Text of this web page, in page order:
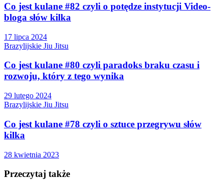
Co jest kulane #82 czyli o potędze instytucji Video-
bloga słów kilka
17 lipca 2024
Brazylijskie Jiu Jitsu
Co jest kulane #80 czyli paradoks braku czasu i
rozwoju, który z tego wynika
29 lutego 2024
Brazylijskie Jiu Jitsu
Co jest kulane #78 czyli o sztuce przegrywu słów
kilka
28 kwietnia 2023
Przeczytaj także